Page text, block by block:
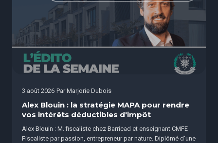
3 août 2026 Par Marjorie Dubois
Alex Blouin : la stratégie MAPA pour rendre
vos intérêts déductibles d'impôt
Alex Blouin : M. fiscaliste chez Barricad et enseignant CMFE
Fiscaliste par passion, entrepreneur par nature. Diplômé d'une